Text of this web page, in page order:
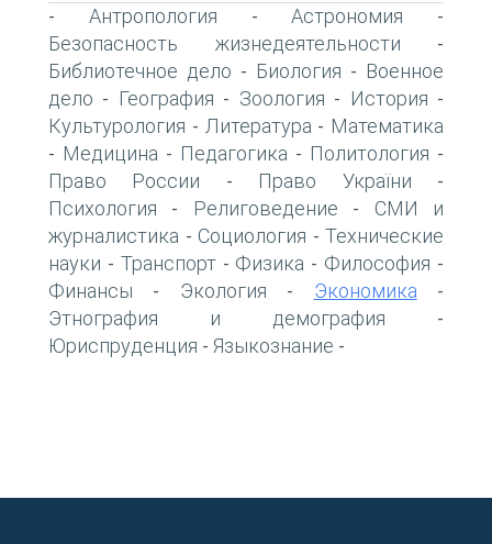
- Антропология -Астрономия -
Безопасность жизнедеятельности -
Библиотечное дело - Биология - Военное
дело - География - Зоология - История -
Культурология - Литература - Математика
- Медицина - Педагогика - Политология -
Право России - Право України -
Психология - Религоведение - СМИ и
журналистика - Социология - Технические
науки - Транспорт- Физика - Философия -
Финансы - Экология - Экономика -
Этнография и демография -
Юриспруденция - Языкознание -